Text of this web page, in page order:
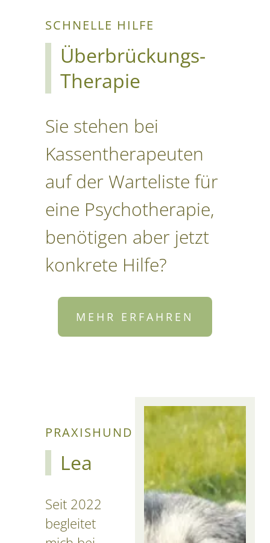
SCHNELLE HILFE
Überbrückungs-
Therapie
Sie stehen bei
Kassentherapeuten
auf der Warteliste für
eine Psychotherapie,
benötigen aber jetzt
konkrete Hilfe?
MEHR ERFAHREN
PRAXISHUND
Lea
Seit 2022
begleitet